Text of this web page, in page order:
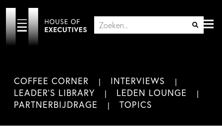
COFFEE CORNER
INTERVIEWS
LEADER'S LIBRARY
LEDEN LOUNGE
PARTNERBIJDRAGE
TOPICS